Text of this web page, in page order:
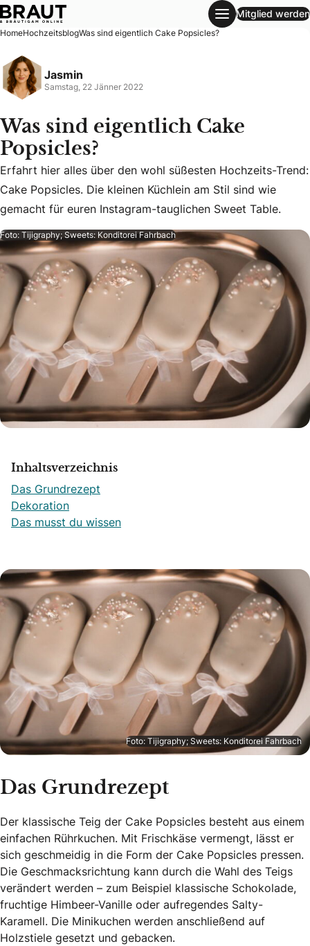
Was sind eigentlich Cake Popsicles?
Mitglied werden
HomeHochzeitsblogWas sind eigentlich Cake Popsicles?
Jasmin
Samstag, 22 Jänner 2022
Was sind eigentlich Cake
Popsicles?
Erfahrt hier alles über den wohl süßesten Hochzeits-
Erfahrt hier alles über den wohl süßesten Hochzeits-Trend:
Cake Popsicles. Die kleinen Küchlein am Stil sind wie
gemacht für euren Instagram-tauglichen Sweet Table.
Foto: Tijigraphy; Sweets: Konditorei Fahrbach
Inhaltsverzeichnis
Das Grundrezept
Dekoration
Das musst du wissen
Foto: Tijigraphy; Sweets: Konditorei Fahrbach
Das Grundrezept
Der klassische Teig der Cake Popsicles besteht aus einem
einfachen Rührkuchen. Mit Frischkäse vermengt, lässt er
sich geschmeidig in die Form der Cake Popsicles pressen.
Die Geschmacksrichtung kann durch die Wahl des Teigs
verändert werden – zum Beispiel klassische Schokolade,
fruchtige Himbeer-Vanille oder aufregendes Salty-
Karamell. Die Minikuchen werden anschließend auf
Holzstiele gesetzt und gebacken.